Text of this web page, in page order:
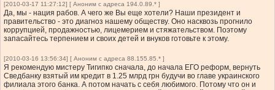
[2010-03-17 11:27:12] [ Аноним с адреса 194.0.89.* ]
Да, мы - нация рабов. А чего же Вы еще хотели? Наши президент и
правительство - это диагноз нашему обществу. Оно насквозь прогнило
коррупцией, продажностью, лицемерием и стяжательством. Поэтому
запасайтесь терпением и своих детей и внуков готовьте к этому.
[2010-03-16 13:56:34] [ Аноним с адреса 88.155.85.* ]
Я рекомендую мистеру Тигипко сначала, до начала ЕГО реформ, вернуть
Сведбанку взятый им кредит в 1.25 млрд грн будучи во главе украинского
филиала этого банка. А потом начать с себя любимого. Потому что он и